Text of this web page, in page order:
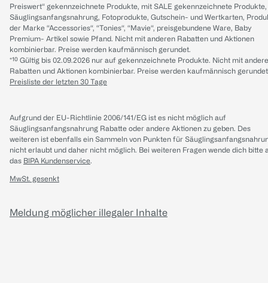
Preiswert“ gekennzeichnete Produkte, mit SALE gekennzeichnete Produkte,
Säuglingsanfangsnahrung, Fotoprodukte, Gutschein- und Wertkarten,
der Marke “Accessories“, “Tonies“, “Mavie“, preisgebundene Ware, Baby
Premium- Artikel sowie Pfand. Nicht mit anderen Rabatten und Aktionen
kombinierbar. Preise werden kaufmännisch gerundet.
*¹⁰ Gültig bis 02.09.2026 nur auf gekennzeichnete Produkte. Nicht mit
Rabatten und Aktionen kombinierbar. Preise werden kaufmännisch
Preisliste der letzten 30 Tage
Aufgrund der EU-Richtlinie 2006/141/EG ist es nicht möglich auf
Säuglingsanfangsnahrung Rabatte oder andere Aktionen zu geben. Des
weiteren ist ebenfalls ein Sammeln von Punkten für
nicht erlaubt und daher nicht möglich. Bei weiteren Fragen wende dich bitte
das BIPA Kundenservice.
MwSt. gesenkt
Meldung möglicher illegaler Inhalte